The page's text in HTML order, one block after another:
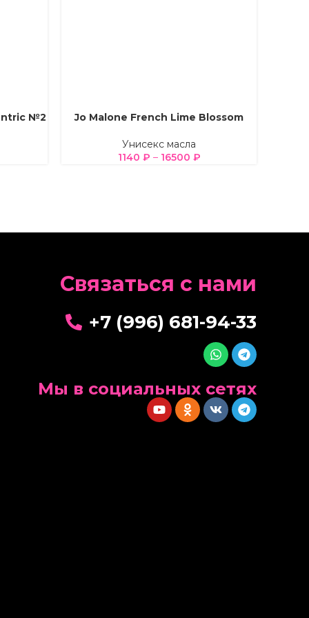
№2 ВЫБЕРИТЕ ПАРАМЕТРЫ
Jo Malone French Lime Blossom
Унисекс масла
1140 ₽ – 16500 ₽
Cвязаться с нами
+7 (996) 681-94-33
Мы в социальных сетях